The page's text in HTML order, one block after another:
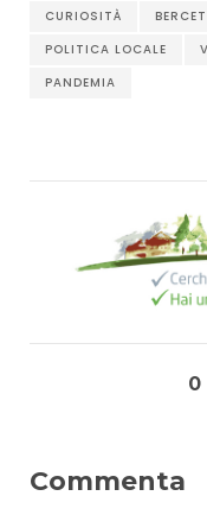
CURIOSITÀ
POLITICA LOCALE
PANDEMIA
0
Commenta